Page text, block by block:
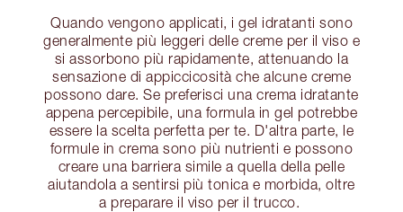
Quando vengono applicati, i gel idratanti sono
generalmente più leggeri delle creme per il viso e
si assorbono più rapidamente, attenuando la
sensazione di appiccicosità che alcune creme
possono dare. Se preferisci una crema idratante
appena percepibile, una formula in gel potrebbe
essere la scelta perfetta per te. D'altra parte, le
formule in crema sono più nutrienti e possono
creare una barriera simile a quella della pelle
aiutandola a sentirsi più tonica e morbida, oltre
a preparare il viso per il trucco.